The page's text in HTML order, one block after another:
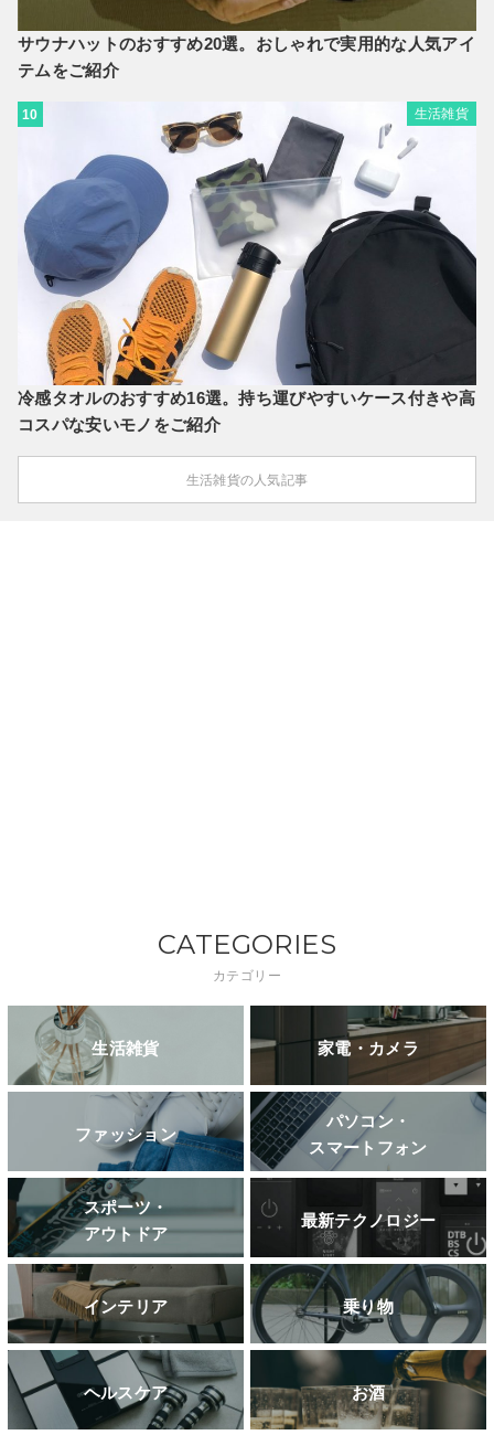
サウナハットのおすすめ20選。おしゃれで実用的な人気アイ
テムをご紹介
10 生活雑貨
冷感タオルのおすすめ16選。持ち運びやすいケース付きや高
コスパな安いモノをご紹介
生活雑貨の人気記事
CATEGORIES
カテゴリー
生活雑貨 家電・カメラ
ファッション
パソコン・
スマートフォン
スポーツ・
アウトドア
最新テクノロジー
インテリア 乗り物
ヘルスケア お酒